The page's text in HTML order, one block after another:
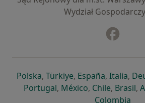
Wydział
Polskaotwiera się w nowej karcie
, Türkiyeotwiera się w
, Españaotwiera
, Italia,
Portugalotwiera się w nowej
, Méxicootwiera się w
, Chileotwiera
, Brasil,
Colombia